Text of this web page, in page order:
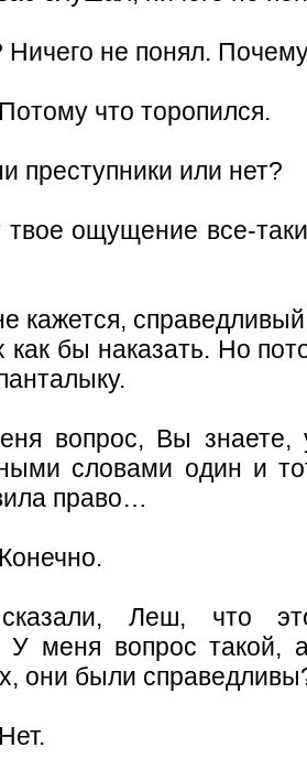
Ничего не понял.
Потому что торопился.
преступники или нет?
твое ощущение все-
кажется,
как бы наказать. Но
вопрос, Вы знаете,
словами один и
право…
Конечно.
Леш, что
У меня вопрос такой,
они были
Нет.